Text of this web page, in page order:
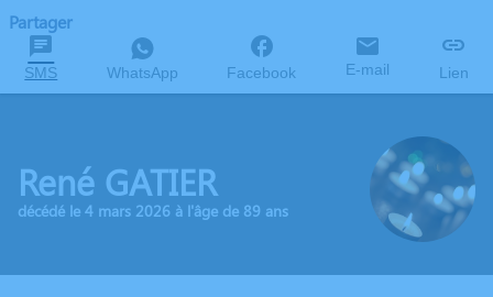
Partager
SMS WhatsApp Facebook E-mail Lien
René GATIER
décédé le 4 mars 2026 à l'âge de 89 ans